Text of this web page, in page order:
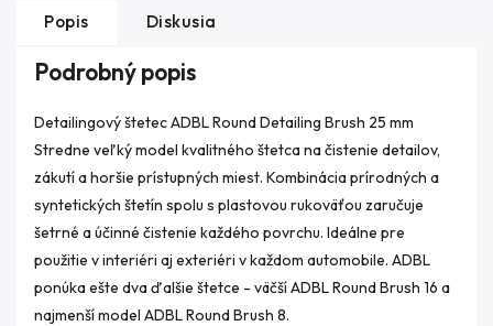
Popis Diskusia
Podrobný popis
Detailingový štetec ADBL Round Detailing Brush 25 mm
Stredne veľký model kvalitného štetca na čistenie detailov,
zákutí a horšie prístupných miest. Kombinácia prírodných a
syntetických štetín spolu s plastovou rukoväťou zaručuje
šetrné a účinné čistenie každého povrchu. Ideálne pre
použitie v interiéri aj exteriéri v každom automobile. ADBL
ponúka ešte dva ďalšie štetce - väčší ADBL Round Brush 16 a
najmenší model ADBL Round Brush 8.